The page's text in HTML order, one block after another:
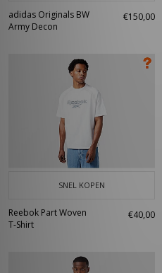
adidas Originals BW
Army Decon
€150,00
SNEL KOPEN
Reebok Part Woven
T-Shirt
€40,00